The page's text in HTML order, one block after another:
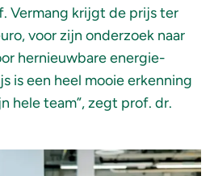
Vermang krijgt de prijs ter
voor zijn onderzoek naar
hernieuwbare energie-
is een heel mooie erkenning
hele team”, zegt prof. dr.